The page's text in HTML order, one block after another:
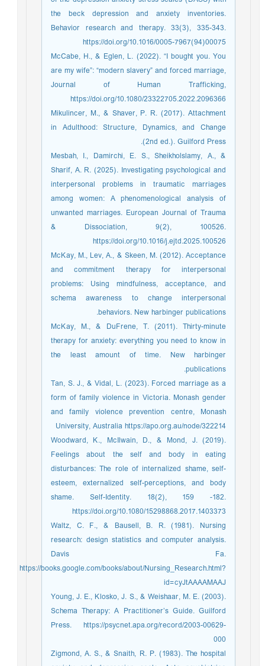
the beck depression and anxiety inventories.
Behavior research and therapy. 33(3), 335-343.
https://doi.org/10.1016/0005-7967(94)00075
McCabe, H., & Eglen, L. (2022). “I bought you. You
are my wife”: “modern slavery” and forced marriage,
Journal of Human Trafficking,
https://doi.org/10.1080/23322705.2022.2096366
Mikulincer, M., & Shaver, P. R. (2017). Attachment
in Adulthood: Structure, Dynamics, and Change
(2nd ed.). Guilford Press.
Mesbah, I., Damirchi, E. S., Sheikholslamy, A., &
Sharif, A. R. (2025). Investigating psychological and
interpersonal problems in traumatic marriages
among women: A phenomenological analysis of
unwanted marriages. European Journal of Trauma
& Dissociation, 9(2), 100526.
https://doi.org/10.1016/j.ejtd.2025.100526
McKay, M., Lev, A., & Skeen, M. (2012). Acceptance
and commitment therapy for interpersonal
problems: Using mindfulness, acceptance, and
schema awareness to change interpersonal
behaviors. New harbinger publications.
McKay, M., & DuFrene, T. (2011). Thirty-minute
therapy for anxiety: everything you need to know in
the least amount of time. New harbinger
publications.
Tan, S. J., & Vidal, L. (2023). Forced marriage as a
form of family violence in Victoria. Monash gender
and family violence prevention centre, Monash
University, Australia https://apo.org.au/node/322214
Woodward, K., McIlwain, D., & Mond, J. (2019).
Feelings about the self and body in eating
disturbances: The role of internalized shame, self-
esteem, externalized self-perceptions, and body
shame. Self-Identity. 18(2), 159 -182.
https://doi.org/10.1080/15298868.2017.1403373
Waltz, C. F., & Bausell, B. R. (1981). Nursing
research: design statistics and computer analysis.
Davis Fa.
https://books.google.com/books/about/Nursing_Research.html?
id=cyJtAAAAMAAJ
Young, J. E., Klosko, J. S., & Weishaar, M. E. (2003).
Schema Therapy: A Practitioner’s Guide. Guilford
Press. https://psycnet.apa.org/record/2003-00629-
000
Zigmond, A. S., & Snaith, R. P. (1983). The hospital